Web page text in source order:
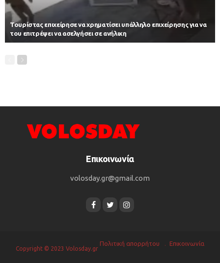
Τουρίστας επιχείρησε να χρηματίσει υπάλληλο επιχείρησης για να
του επιτρέψει να ασελγήσει σε ανήλικη
Επικοινωνία
volosday.gr@gmail.com
Copyright © 2023 Volosday.gr
Πολιτική απορρήτου Επικοινωνία